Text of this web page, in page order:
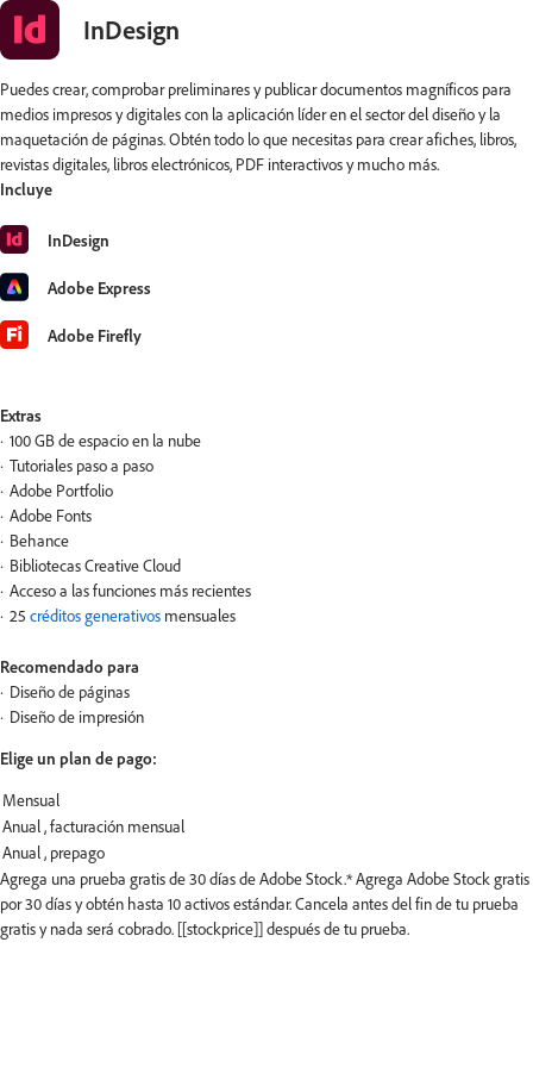
InDesign
Puedes crear, comprobar preliminares y publicar documentos magníficos para
medios impresos y digitales con la aplicación líder en el sector del diseño y la
maquetación de páginas. Obtén todo lo que necesitas para crear afiches, libros,
revistas digitales, libros electrónicos, PDF interactivos y mucho más.
Incluye
InDesign
Adobe Express
Adobe Firefly
Extras
100 GB de espacio en la nube
Tutoriales paso a paso
Adobe Portfolio
Adobe Fonts
Behance
Bibliotecas Creative Cloud
Acceso a las funciones más recientes
25 créditos generativos mensuales
Recomendado para
Diseño de páginas
Diseño de impresión
Elige un plan de pago:
Agrega una prueba gratis de 30 días de Adobe Stock.*Agrega Adobe Stock gratis
por 30 días y obtén hasta 10 activos estándar. Cancela antes del fin de tu prueba
gratis y nada será cobrado. [[stockprice]] después de tu prueba.